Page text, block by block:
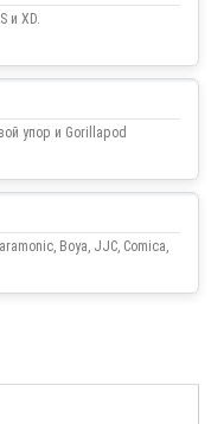
и XD.
упор и Gorillapod
Boya, JJC, Comica,